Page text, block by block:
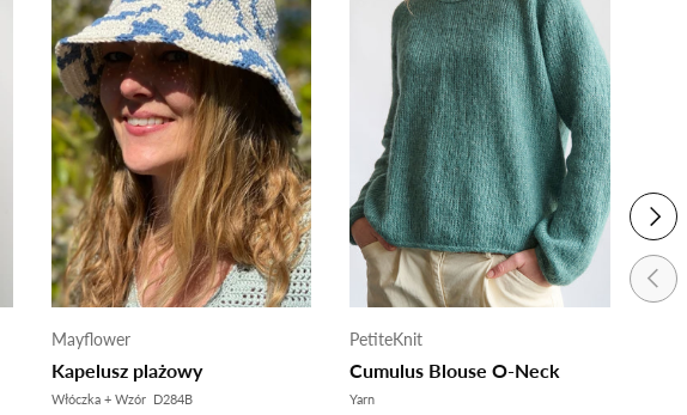
Mayflower
Kapelusz plażowy
Włóczka + Wzór D284B
PetiteKnit
Cumulus Blouse O-Neck
Yarn